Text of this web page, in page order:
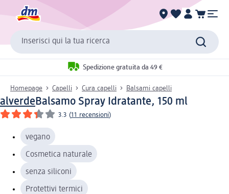
Inserisci qui la tua ricerca
Spedizione gratuita da 49 €
Homepage Capelli Cura capelli Balsami capelli
alverdeBalsamo Spray Idratante, 150 ml
3.3 (11 recensioni)
vegano
Cosmetica naturale
senza siliconi
Protettivi termici